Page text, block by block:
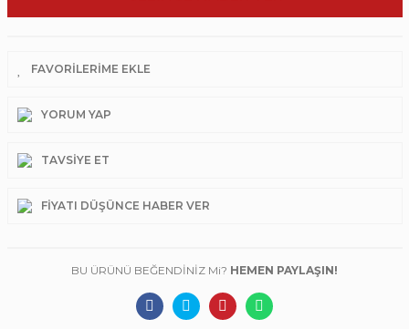
YORUM YAP
TAVSIYE ET
FIYATI DÜŞÜNCE HABER VER
BU ÜRÜNÜ BEĞENDİNİZ Mi? HEMEN PAYLAŞIN!